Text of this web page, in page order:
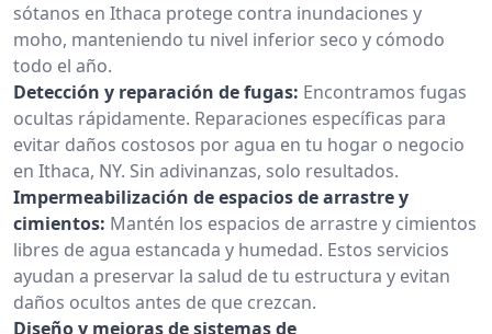
sótanos en Ithaca protege contra inundaciones y
moho, manteniendo tu nivel inferior seco y cómodo
todo el año.
Detección y reparación de fugas: Encontramos fugas
ocultas rápidamente. Reparaciones específicas para
evitar daños costosos por agua en tu hogar o negocio
en Ithaca, NY. Sin adivinanzas, solo resultados.
Impermeabilización de espacios de arrastre y
cimientos: Mantén los espacios de arrastre y cimientos
libres de agua estancada y humedad. Estos servicios
ayudan a preservar la salud de tu estructura y evitan
daños ocultos antes de que crezcan.
Diseño y mejoras de sistemas de